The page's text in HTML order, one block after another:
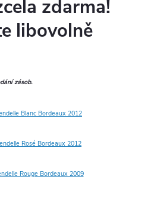
zdarma!
libovolně
zásob.
Blanc Bordeaux 2012
Rosé Bordeaux 2012
Rouge Bordeaux 2009